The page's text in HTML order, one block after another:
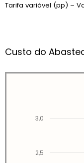
Tarifa variável (pp) –
Custo do
2,5
3,0